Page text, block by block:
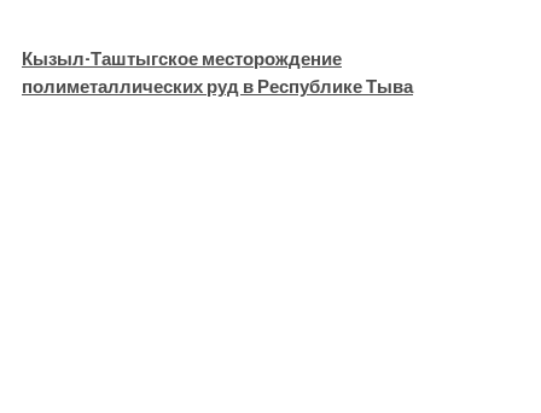
Кызыл-Таштыгское месторождение
полиметаллических руд в Республике Тыва